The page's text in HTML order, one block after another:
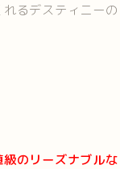
るデスティニーの
のリーズナブルな